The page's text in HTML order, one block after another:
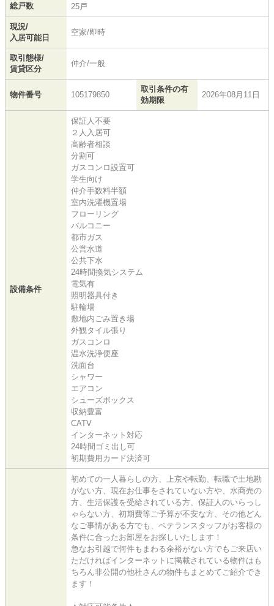
総戸数 25戸
現況/
入居可能日
空家/即時
取引態様/
賃貸区分
仲介/一般
物件番号 105179850
取引条件の有
効期限
2026年08月11日
設備条件
保証人不要
２人入居可
高齢者相談
分割可
ガスコンロ設置可
学生向け
仲介手数料半額
室内洗濯機置場
フローリング
バルコニー
都市ガス
公営水道
公共下水
24時間換気システム
電気有
照明器具付き
駐輪場
敷地内ごみ置き場
外観タイル張り
ガスコンロ
温水洗浄便座
洗面台
シャワー
エアコン
シューズボックス
収納豊富
CATV
インターネット対応
24時間ゴミ出し可
初期費用カード決済可
初めての一人暮らしの方、上京や転勤、転職で土地勘
がない方、現在お仕事をされていない方や、水商売の
方、生活保護を受給されている方、保証人のいらっし
ゃらない方、初期費等ご予算が不安な方、その他どん
なご事情がある方でも、ベテランスタッフがお客様の
条件に合ったお部屋をお探しいたします！
急なお引越で何件もまわる余裕がない方でもご来店い
ただければインターネットに掲載されている物件はも
ちろん非公開の他社さんの物件もまとめてご紹介でき
ます！